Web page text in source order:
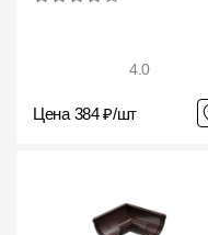
4.0
Цена 384 ₽/шт